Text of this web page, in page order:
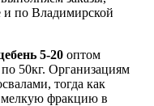
и по Владимирской
5-20 оптом
50кг. Организациям
тогда как
фракцию в